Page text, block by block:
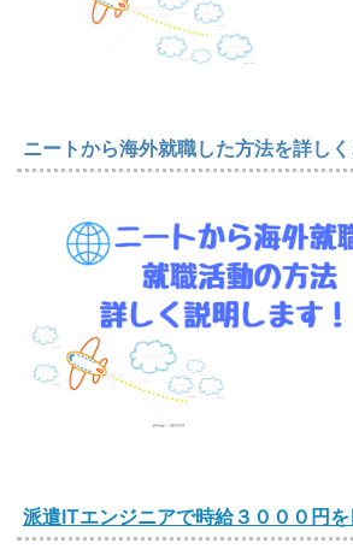
ニートから海外就職した方法を詳しく
派遣ITエンジニアで時給３０００円を